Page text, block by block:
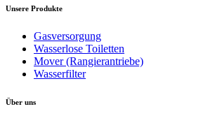
Unsere Produkte
Gasversorgung
Wasserlose Toiletten
Mover (Rangierantriebe)
Wasserfilter
Über uns